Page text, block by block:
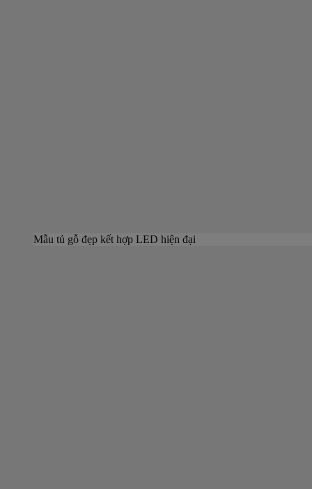
Mẫu tủ gỗ đẹp kết hợp LED hiện đại